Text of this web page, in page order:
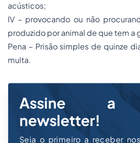
acústicos;
IV – provocando ou não
produzido por animal de que tem a
Pena – Prisão simples de quinze
multa.
Assine a
newsletter!
Seja o primeiro a receber